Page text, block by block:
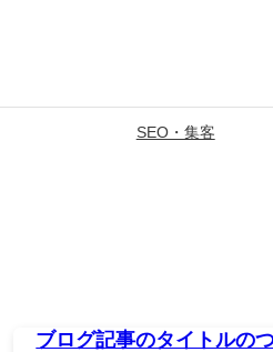
SEO・集客
ブログ記事のタイトルの